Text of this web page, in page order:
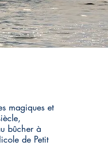
magiques et
bûcher à
de Petit